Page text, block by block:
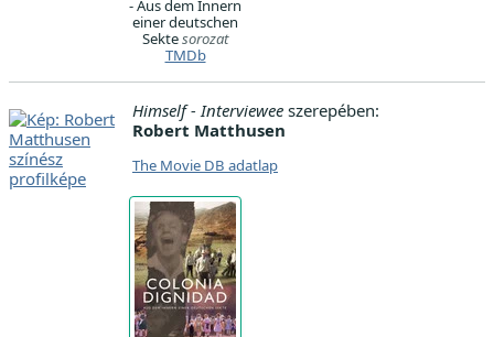
- Aus dem Innern
einer deutschen
Sektesorozat
TMDb
Himself - Interviewee szerepében:
Robert Matthusen
The Movie DB adatlap